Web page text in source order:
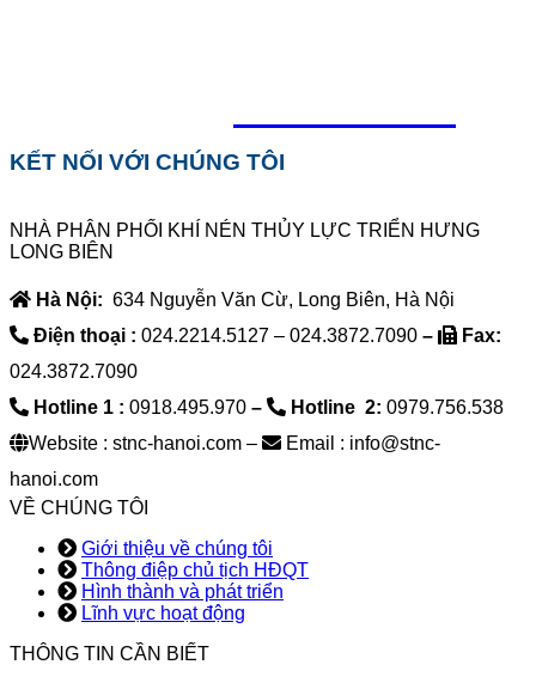
KẾT NỐI VỚI CHÚNG TÔI
NHÀ PHÂN PHỐI KHÍ NÉN THỦY LỰC TRIỂN HƯNG
LONG BIÊN
Hà Nội: 634 Nguyễn Văn Cừ, Long Biên, Hà Nội
Điện thoại : 024.2214.5127 – 024.3872.7090 –
Fax:
024.3872.7090
Hotline 1 : 0918.495.970 – Hotline 2: 0979.756.538
Website : stnc-hanoi.com –
Email : info@stnc-
hanoi.com
VỀ CHÚNG TÔI
Giới thiệu về chúng tôi
Thông điệp chủ tịch HĐQT
Hình thành và phát triển
Lĩnh vực hoạt động
THÔNG TIN CẦN BIẾT